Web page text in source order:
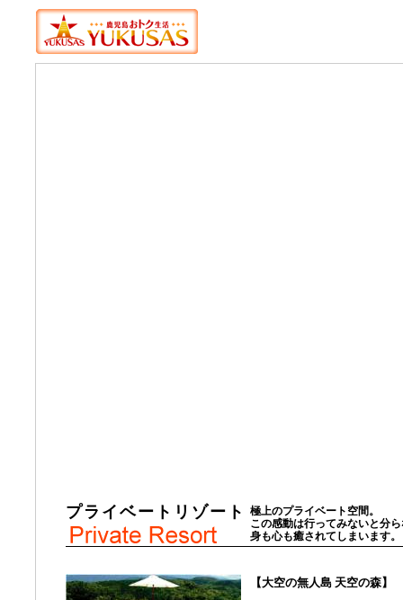
プライベートリゾート
極上のプライベート空間。
この感動は行ってみないと分
身も心も癒されてしまいます。
【大空の無人島 天空の森】